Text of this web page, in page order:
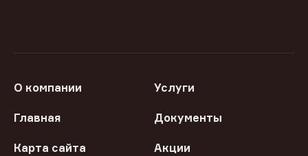
О компании Услуги
Главная Документы
Карта сайта Акции